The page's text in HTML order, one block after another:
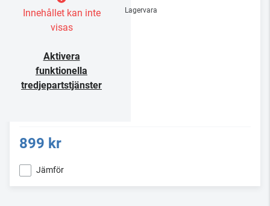
Innehållet kan inte
visas
Aktivera
funktionella
tredjepartstjänster
Lagervara
899 kr
Jämför